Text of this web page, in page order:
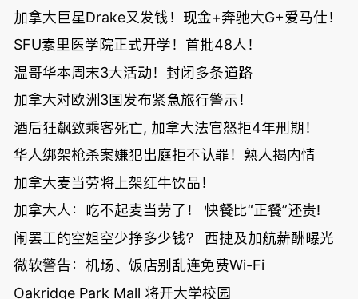
加拿大巨星Drake又发钱！现金+奔驰大G+爱马仕！
SFU素里医学院正式开学！首批48人！
温哥华本周末3大活动！封闭多条道路
加拿大对欧洲3国发布紧急旅行警示！
酒后狂飙致乘客死亡, 加拿大法官怒拒4年刑期！
华人绑架枪杀案嫌犯出庭拒不认罪！熟人揭内情
加拿大麦当劳将上架红牛饮品！
加拿大人：吃不起麦当劳了！ 快餐比“正餐”还贵!
闹罢工的空姐空少挣多少钱？ 西捷及加航薪酬曝光
微软警告：机场、饭店别乱连免费Wi-Fi
Oakridge Park Mall 将开大学校园